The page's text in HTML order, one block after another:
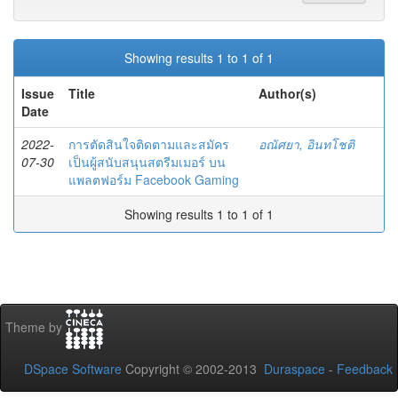
Showing results 1 to 1 of 1
Issue
Date
Title Author(s)
2022-
07-30
การตัดสินใจติดตามและสมัคร
เป็นผู้สนับสนุนสตรีมเมอร์ บน
แพลตฟอร์ม Facebook Gaming
อณัศยา, อินทโชติ
Showing results 1 to 1 of 1
Theme by
DSpace Software Copyright © 2002-2013 Duraspace - Feedback